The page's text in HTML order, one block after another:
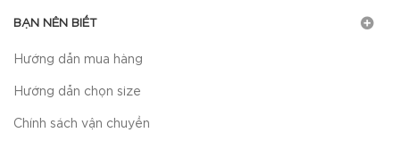
BẠN NÊN BIẾT
Hướng dẫn mua hàng
Hướng dẫn chọn size
Chính sách vận chuyển